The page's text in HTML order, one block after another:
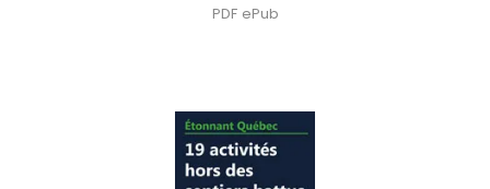
PDF ePub